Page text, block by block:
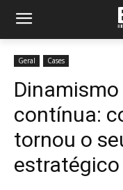
Geral Cases
contínua:
tornou o
estratégico